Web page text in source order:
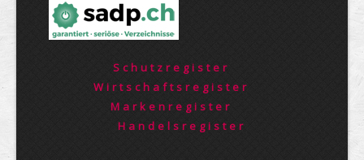
Schutzregister
Wirtschaftsregister
Markenregister
Handelsregister